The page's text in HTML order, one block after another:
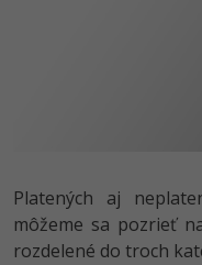
Platených aj
môžeme sa pozrieť
rozdelené do troch